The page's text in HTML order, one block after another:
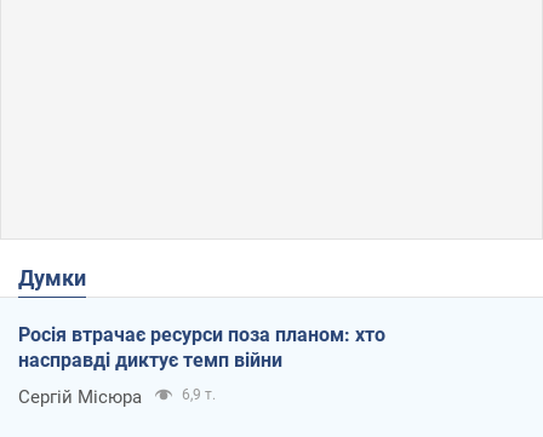
Думки
Росія втрачає ресурси поза планом: хто
насправді диктує темп війни
Сергій Місюра 6,9 т.